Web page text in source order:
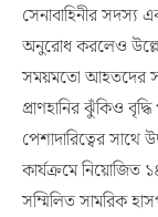
সেনাবাহিনীর সদস্য
অনুরোধ করলেও
সময়মতো আহতদের
প্রাণহানির ঝুঁকিও
পেশাদারিত্বের সাথে
কার্যক্রমে নিয়োজিত
সম্মিলিত সামরিক